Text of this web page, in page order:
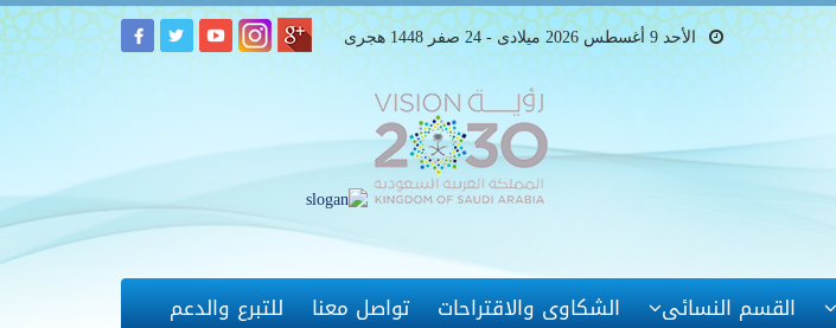
الأحد 9 أغسطس 2026 ميلادى - 24 صفر 1448 هجرى
القسم النسائى الشكاوى والاقتراحات تواصل معنا للتبرع والدعم